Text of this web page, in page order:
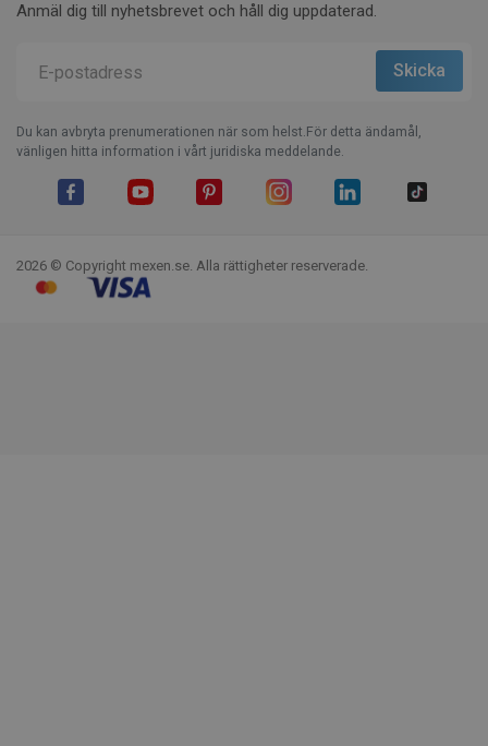
Anmäl dig till nyhetsbrevet och håll dig uppdaterad.
Du kan avbryta prenumerationen när som helst.För detta ändamål,
vänligen hitta information i vårt juridiska meddelande.
2026 © Copyright mexen.se. Alla rättigheter reserverade.